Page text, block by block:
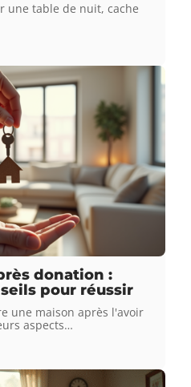
une table de nuit, cache
donation :
pour réussir
une maison après l'avoir
aspects…